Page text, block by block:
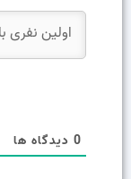
0 دیدگاه ها